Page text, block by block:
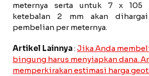
meternya serta untuk 7 x 105
ketebalan 2 mm akan
pembelian per meternya.
Artikel Lainnya:Jika Anda
bingung harus menyiapkan dana.
memperkirakan estimasi harga